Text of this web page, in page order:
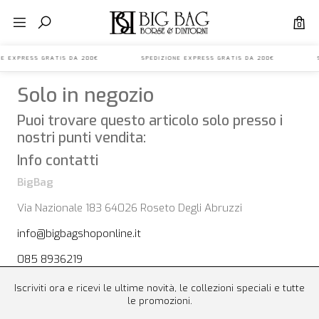
0
EXPRESS GRATIS DA 200€ SPEDIZIONE EXPRESS GRATIS DA 200€
Solo in negozio
Puoi trovare questo articolo solo presso i
nostri punti vendita:
Info contatti
BigBag
Via Nazionale 183 64026 Roseto Degli Abruzzi
info@bigbagshoponline.it
085 8936219
Iscriviti ora e ricevi le ultime novità, le collezioni speciali e tutte
le promozioni.